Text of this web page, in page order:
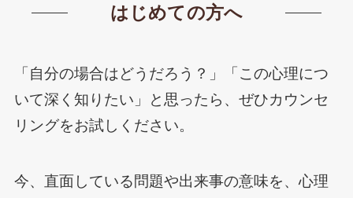
はじめての方へ
「自分の場合はどうだろう？」「この心理につ
いて深く知りたい」と思ったら、ぜひカウンセ
リングをお試しください。
今、直面している問題や出来事の意味を、心理